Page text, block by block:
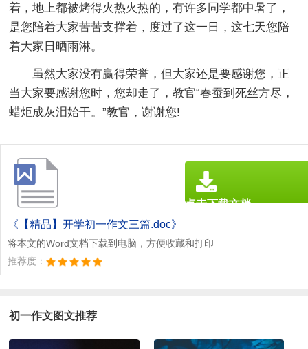
着，地上都被烤得火热火热的，有许多同学都中暑了，
是您陪着大家苦苦支撑着，度过了这一日，这七天您陪
着大家日晒雨淋。
虽然大家没有赢得荣誉，但大家还是要感谢您，正
当大家要感谢您时，您却走了，教官“春蚕到死丝方尽，
蜡炬成灰泪始干。”教官，谢谢您!
《【精品】开学初一作文三篇.doc》
将本文的Word文档下载到电脑，方便收藏和打印
推荐度：
点击下载文档
初一作文图文推荐